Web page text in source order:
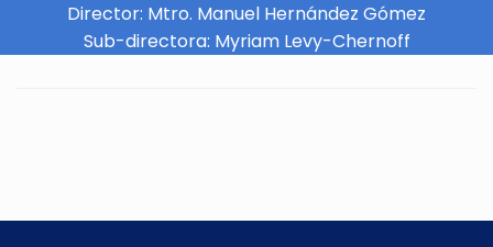
Director: Mtro. Manuel Hernández Gómez
Sub-directora: Myriam Levy-Chernoff